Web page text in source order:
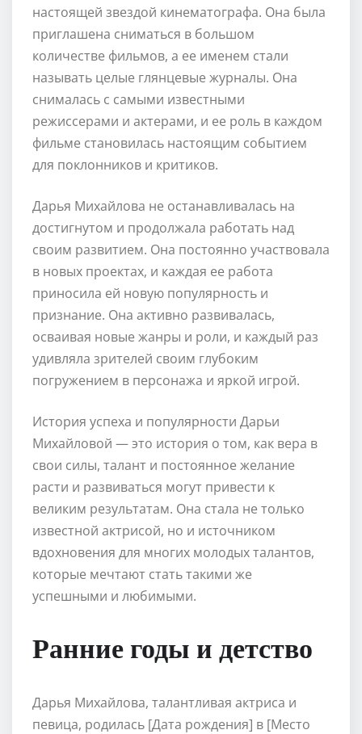
настоящей звездой кинематографа. Она была
приглашена сниматься в большом
количестве фильмов, а ее именем стали
называть целые глянцевые журналы. Она
снималась с самыми известными
режиссерами и актерами, и ее роль в каждом
фильме становилась настоящим событием
для поклонников и критиков.
Дарья Михайлова не останавливалась на
достигнутом и продолжала работать над
своим развитием. Она постоянно участвовала
в новых проектах, и каждая ее работа
приносила ей новую популярность и
признание. Она активно развивалась,
осваивая новые жанры и роли, и каждый раз
удивляла зрителей своим глубоким
погружением в персонажа и яркой игрой.
История успеха и популярности Дарьи
Михайловой — это история о том, как вера в
свои силы, талант и постоянное желание
расти и развиваться могут привести к
великим результатам. Она стала не только
известной актрисой, но и источником
вдохновения для многих молодых талантов,
которые мечтают стать такими же
успешными и любимыми.
Ранние годы и детство
Дарья Михайлова, талантливая актриса и
певица, родилась [Дата рождения] в [Место